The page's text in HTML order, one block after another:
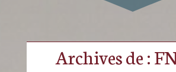
Archives de :